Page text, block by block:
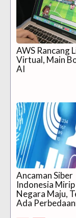
AWS Rancang
Virtual, Main
AI
Ancaman Siber
Indonesia
Negara Maju,
Ada